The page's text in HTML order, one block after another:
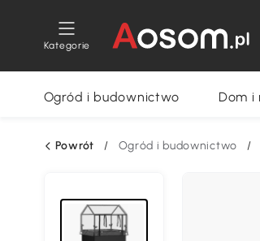
Kategorie
Ogród i budownictwo Dom i
Powrót / Ogród i budownictwo /